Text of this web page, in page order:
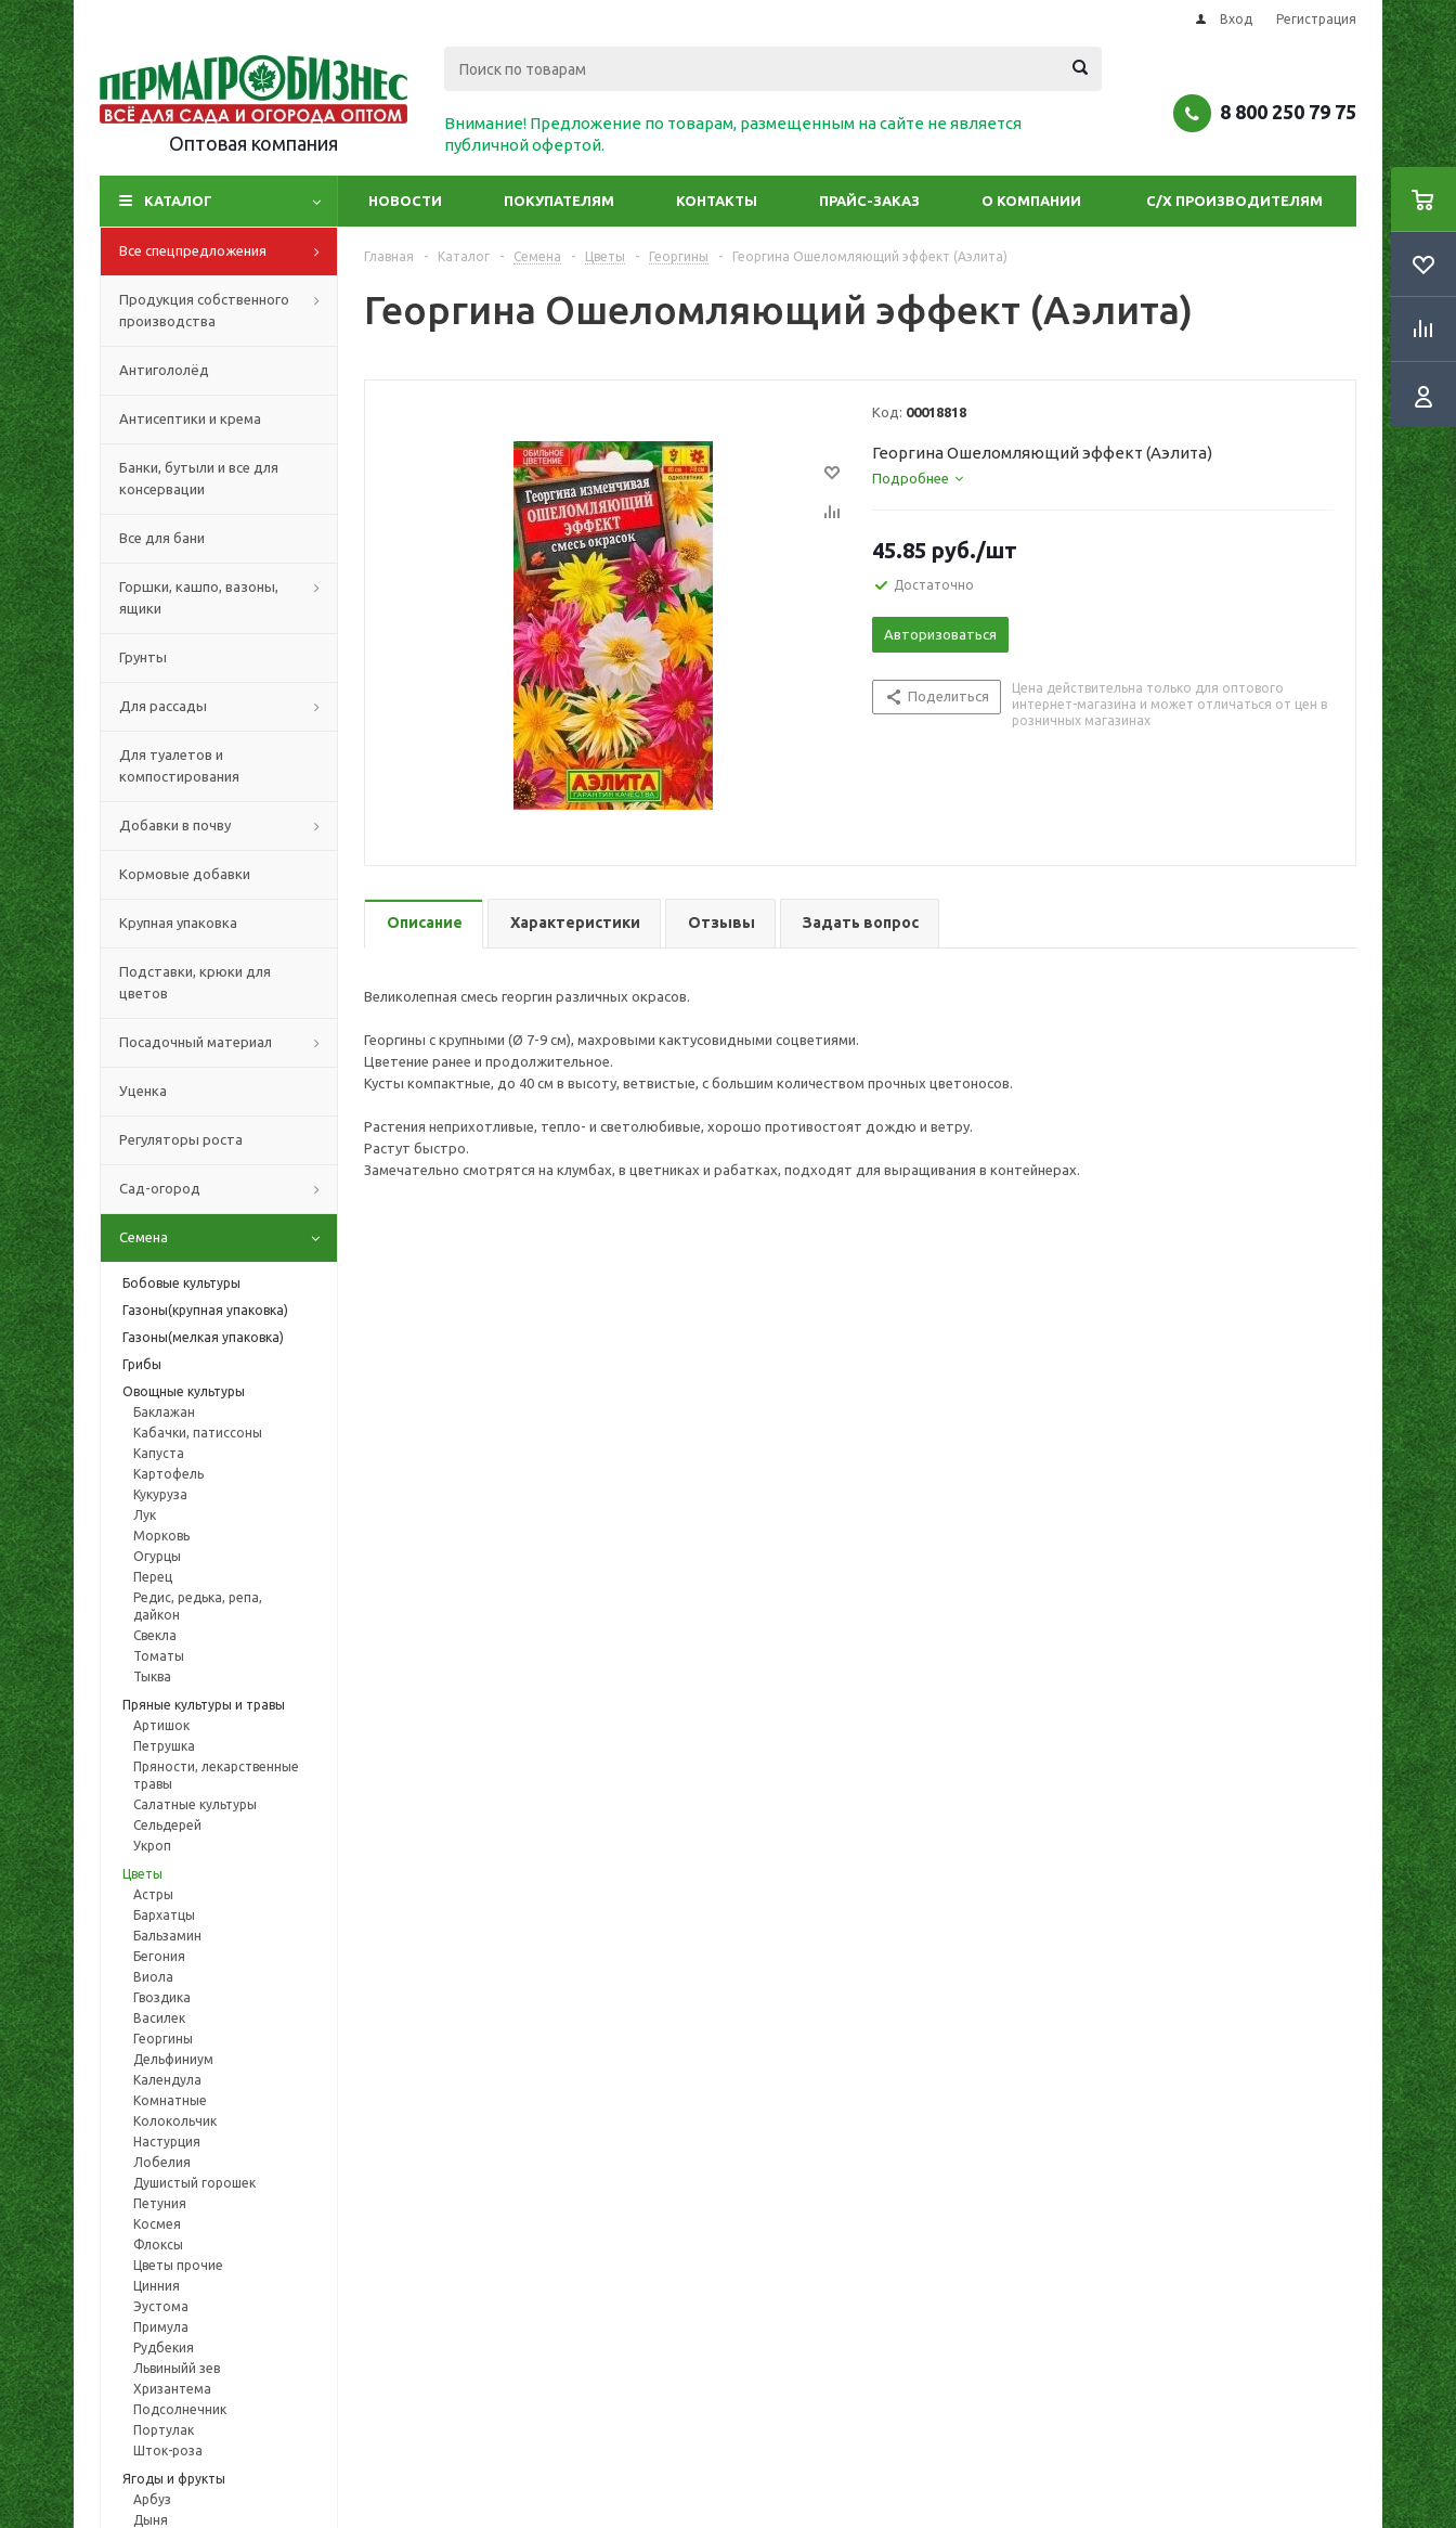
Вход Регистрация
Оптовая компания
Внимание! Предложение по товарам, размещенным на сайте не является
публичной офертой.
8 800 250 79 75
КАТАЛОГ НОВОСТИ ПОКУПАТЕЛЯМ КОНТАКТЫ ПРАЙС-ЗАКАЗ О КОМПАНИИ С/Х ПРОИЗВОДИТЕЛЯМ
Все спецпредложения
Продукция собственного
производства
Антигололёд
Антисептики и крема
Банки, бутыли и все для
консервации
Все для бани
Горшки, кашпо, вазоны,
ящики
Грунты
Для рассады
Для туалетов и
компостирования
Добавки в почву
Кормовые добавки
Крупная упаковка
Подставки, крюки для
цветов
Посадочный материал
Уценка
Регуляторы роста
Сад-огород
Семена
Бобовые культуры
Газоны(крупная упаковка)
Газоны(мелкая упаковка)
Грибы
Овощные культуры
Баклажан
Кабачки, патиссоны
Капуста
Картофель
Кукуруза
Лук
Морковь
Огурцы
Перец
Редис, редька, репа,
дайкон
Свекла
Томаты
Тыква
Пряные культуры и травы
Артишок
Петрушка
Пряности, лекарственные
травы
Салатные культуры
Сельдерей
Укроп
Цветы
Астры
Бархатцы
Бальзамин
Бегония
Виола
Гвоздика
Василек
Георгины
Дельфиниум
Календула
Комнатные
Колокольчик
Настурция
Лобелия
Душистый горошек
Петуния
Космея
Флоксы
Цветы прочие
Цинния
Эустома
Примула
Рудбекия
Львиныйй зев
Хризантема
Подсолнечник
Портулак
Шток-роза
Ягоды и фрукты
Арбуз
Дыня
Главная - Каталог - Семена - Цветы - Георгины - Георгина Ошеломляющий эффект (Аэлита)
Георгина Ошеломляющий эффект (Аэлита)
Код: 00018818
Георгина Ошеломляющий эффект (Аэлита)
Подробнее
45.85 руб./шт
Достаточно
Авторизоваться
Поделиться
Цена действительна только для оптового
интернет-магазина и может отличаться от цен в
розничных магазинах
Описание Характеристики Отзывы Задать вопрос
Великолепная смесь георгин различных окрасов.
Георгины с крупными (Ø 7-9 см), махровыми кактусовидными соцветиями.
Цветение ранее и продолжительное.
Кусты компактные, до 40 см в высоту, ветвистые, с большим количеством прочных цветоносов.
Растения неприхотливые, тепло- и светолюбивые, хорошо противостоят дождю и ветру.
Растут быстро.
Замечательно смотрятся на клумбах, в цветниках и рабатках, подходят для выращивания в контейнерах.